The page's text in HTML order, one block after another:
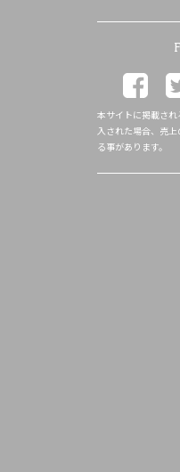
本サイトに掲載さ
入された場合、売
る事があります。